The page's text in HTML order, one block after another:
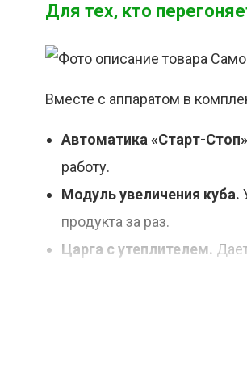
Для тех, кто
Вместе с аппаратом в
Автоматика «Старт-Стоп»
работу.
Модуль увеличения куба.
продукта за раз.
Царга с утеплителем.